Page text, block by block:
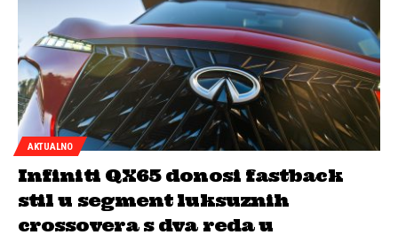
AKTUALNO
Infiniti QX65 donosi fastback
stil u segment luksuznih
crossovera s dva reda u